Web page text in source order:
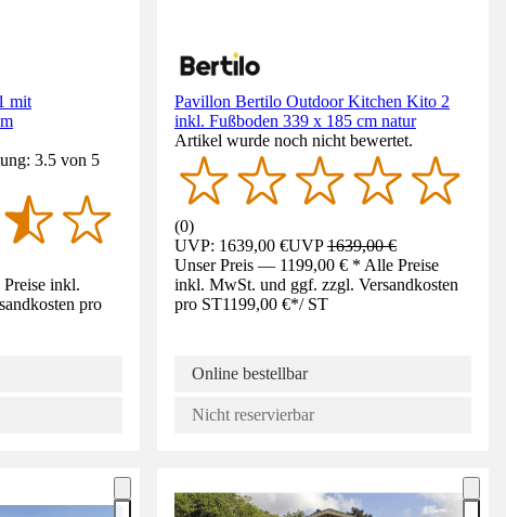
mit
3.5 von 5
inkl.
pro
Pavillon Bertilo Outdoor Kitchen Kito 2
inkl. Fußboden 339 x 185 cm natur
Artikel wurde noch nicht bewertet.
(0)
UVP: 1639,00 €UVP1639,00 €
Unser Preis — 1199,00 € * Alle Preise
inkl. MwSt. und ggf. zzgl. Versandkosten
pro ST1199,00 €*/ ST
Online bestellbar
Nicht reservierbar